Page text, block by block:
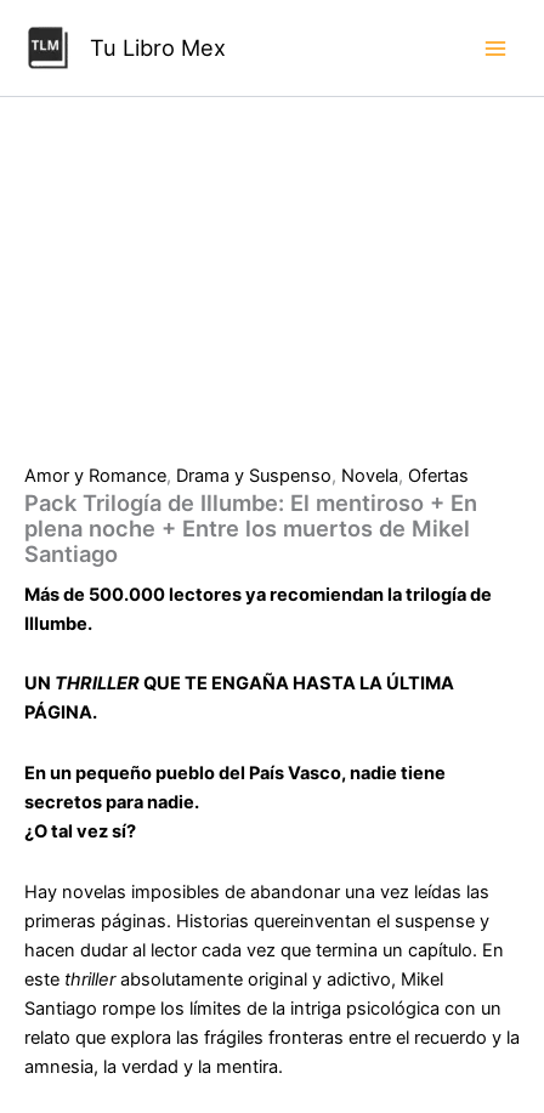
contenido
Tu Libro Mex
Amor y Romance, Drama y Suspenso, Novela, Ofertas
Pack Trilogía de Illumbe: El mentiroso + En
plena noche + Entre los muertos de Mikel
Santiago
Más de 500.000 lectores ya recomiendan la trilogía de
Illumbe.
UN THRILLERQUE TE ENGAÑA HASTA LA ÚLTIMA
PÁGINA.
En un pequeño pueblo del País Vasco, nadie tiene
secretos para nadie.
¿O tal vez sí?
Hay novelas imposibles de abandonar una vez leídas las
primeras páginas. Historias quereinventan el suspense y
hacen dudar al lector cada vez que termina un capítulo. En
este thrillerabsolutamente original y adictivo, Mikel
Santiago rompe los límites de la intriga psicológica con un
relato que explora las frágiles fronteras entre el recuerdo y la
amnesia, la verdad y la mentira.
+
En